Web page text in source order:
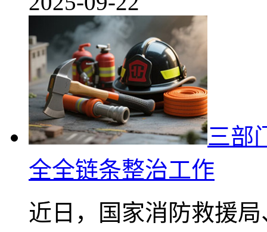
三部
全全链条整治工作
近日，国家消防救援